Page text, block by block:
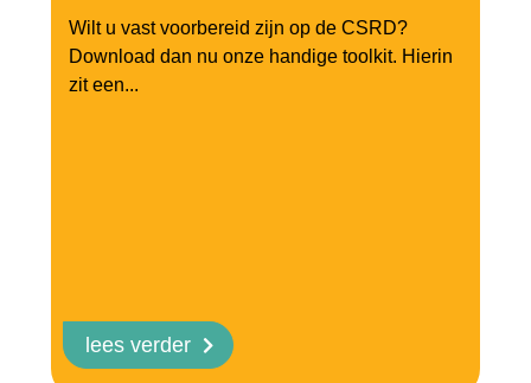
Wilt u vast voorbereid zijn op de CSRD?
Download dan nu onze handige toolkit. Hierin
zit een...
lees verder